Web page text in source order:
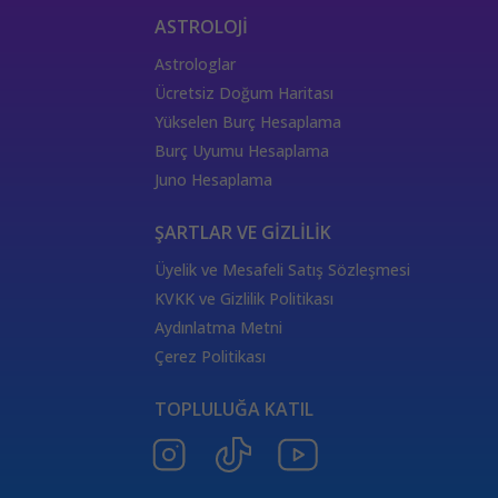
JAAS Eğitimi
JAAS Danışmanlığı
Aziz Kart Anlamı
333 Kariyer Anlamı
burçların elementleri
değişken
yükselen burçların özellikleri
Satürn Balık burcunda
ThetaHealing seansı
Tarot Destesi
Venüs burcu
Satürn burcu
Aşıklar Tarot Kartı
Güneş Tarot Sağlık Anlamı
Merkür Oğlak burcunda
Ay Tarot Sağlık Anlamı
ASTROLOJİ
Astrologlar
Ücretsiz Doğum Haritası
Yükselen Burç Hesaplama
Burç Uyumu Hesaplama
Juno Hesaplama
ŞARTLAR VE GİZLİLİK
Üyelik ve Mesafeli Satış Sözleşmesi
KVKK ve Gizlilik Politikası
Aydınlatma Metni
Çerez Politikası
TOPLULUĞA KATIL